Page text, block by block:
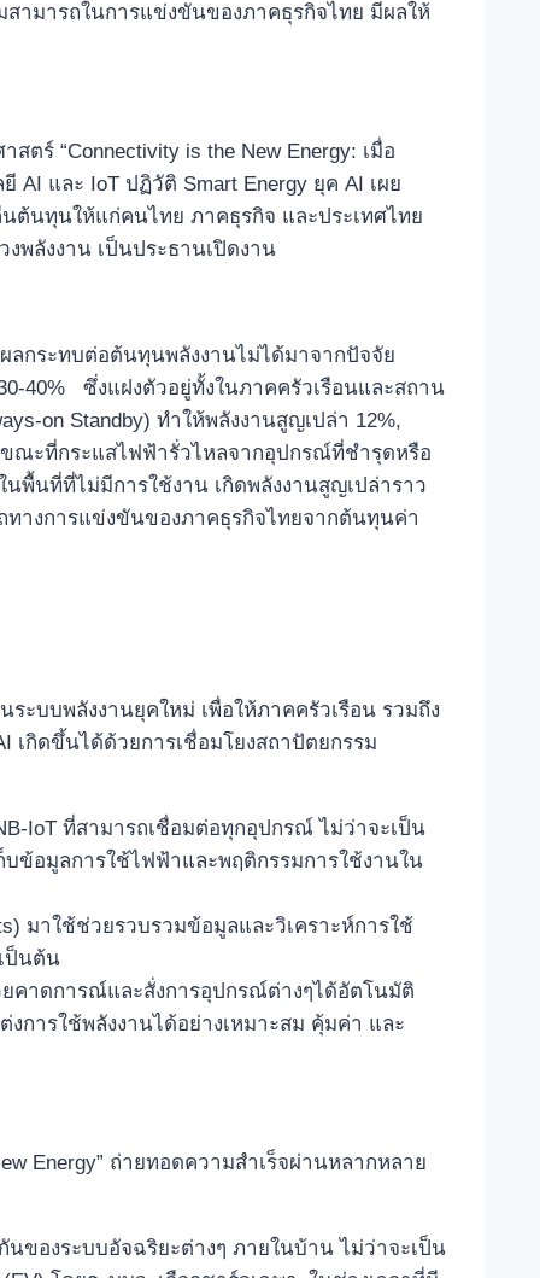
สามารถในการแข่งขันของภาคธุรกิจไทย มีผลให้
ร์ “Connectivity is the New Energy: เมื่อ
และ IoT ปฏิวัติ Smart Energy ยุค AI เผย
ต้นทุนให้แก่คนไทย ภาคธุรกิจ และประเทศไทย
พลังงาน เป็นประธานเปิดงาน
ลกระทบต่อต้นทุนพลังงานไม่ได้มาจากปัจจัย
40% ซึ่งแฝงตัวอยู่ทั้งในภาคครัวเรือนและสถาน
on Standby) ทำให้พลังงานสูญเปล่า 12%,
ณะที่กระแสไฟฟ้ารั่วไหลจากอุปกรณ์ที่ชำรุดหรือ
พื้นที่ที่ไม่มีการใช้งาน เกิดพลังงานสูญเปล่าราว
ทางการแข่งขันของภาคธุรกิจไทยจากต้นทุนค่า
ะบบพลังงานยุคใหม่ เพื่อให้ภาคครัวเรือน รวมถึง
เกิดขึ้นได้ด้วยการเชื่อมโยงสถาปัตยกรรม
IoT ที่สามารถเชื่อมต่อทุกอุปกรณ์ ไม่ว่าจะเป็น
บข้อมูลการใช้ไฟฟ้าและพฤติกรรมการใช้งานใน
มาใช้ช่วยรวบรวมข้อมูลและวิเคราะห์การใช้
ป็นต้น
คาดการณ์และสั่งการอุปกรณ์ต่างๆได้อัตโนมัติ
การใช้พลังงานได้อย่างเหมาะสม คุ้มค่า และ
Energy” ถ่ายทอดความสำเร็จผ่านหลากหลาย
ของระบบอัจฉริยะต่างๆ ภายในบ้าน ไม่ว่าจะเป็น